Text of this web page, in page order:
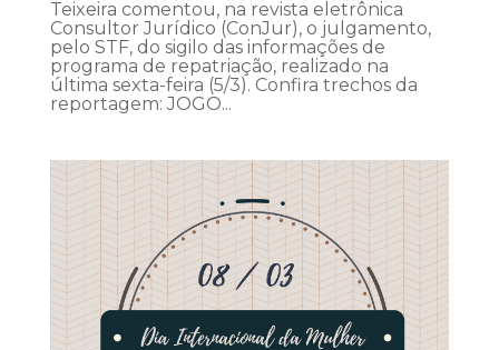
Teixeira comentou, na revista eletrônica
Consultor Jurídico (ConJur), o julgamento,
pelo STF, do sigilo das informações de
programa de repatriação, realizado na
última sexta-feira (5/3). Confira trechos da
reportagem: JOGO...